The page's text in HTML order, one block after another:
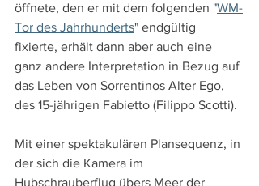
öffnete, den er mit dem folgenden "WM-
Tor des Jahrhunderts" endgültig
fixierte, erhält dann aber auch eine
ganz andere Interpretation in Bezug auf
das Leben von Sorrentinos Alter Ego,
des 15-jährigen Fabietto (Filippo Scotti).
Mit einer spektakulären Plansequenz, in
der sich die Kamera im
Hubschrauberflug übers Meer der